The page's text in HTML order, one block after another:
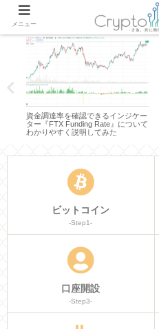
資金調達率を確認できるインジケー
ター『FTX Funding Rate』について
わかりやすく説明してみた
ビットコイン
-Step1-
口座開設
-Step3-
メニュー